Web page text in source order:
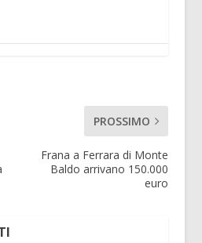
PROSSIMO
Frana a Ferrara di Monte
Baldo arrivano 150.000
euro